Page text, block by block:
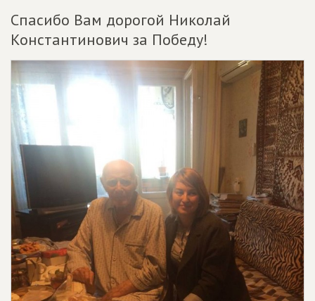
Спасибо Вам дорогой Николай
Константинович за Победу!